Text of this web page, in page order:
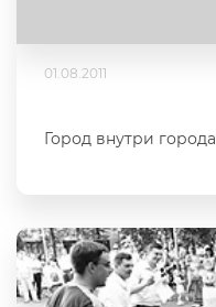
01.08.2011
Город внутри города